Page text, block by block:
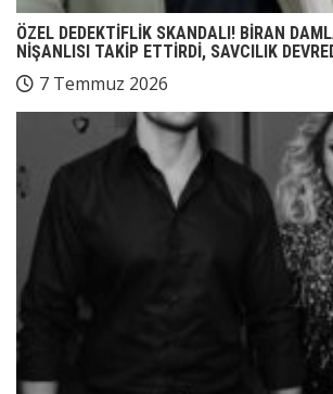
ÖZEL DEDEKTİFLİK SKANDALI! BİRAN
NİŞANLISI TAKİP ETTİRDİ, SAVCILIK
7 Temmuz 2026